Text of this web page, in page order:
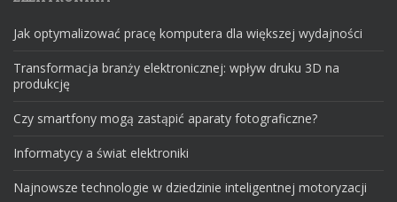
Jak optymalizować pracę komputera dla większej wydajności
Transformacja branży elektronicznej: wpływ druku 3D na
produkcję
Czy smartfony mogą zastąpić aparaty fotograficzne?
Informatycy a świat elektroniki
Najnowsze technologie w dziedzinie inteligentnej motoryzacji